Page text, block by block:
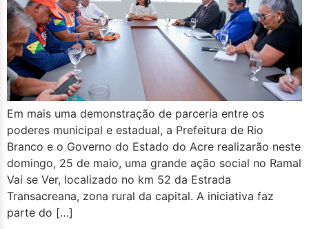
Em mais uma demonstração de parceria entre os
poderes municipal e estadual, a Prefeitura de Rio
Branco e o Governo do Estado do Acre realizarão neste
domingo, 25 de maio, uma grande ação social no Ramal
Vai se Ver, localizado no km 52 da Estrada
Transacreana, zona rural da capital. A iniciativa faz
parte do […]